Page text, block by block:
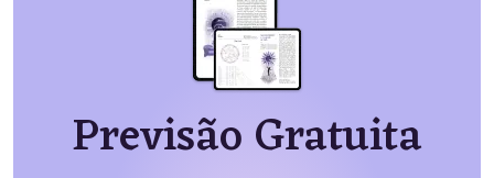
Previsão Gratuita